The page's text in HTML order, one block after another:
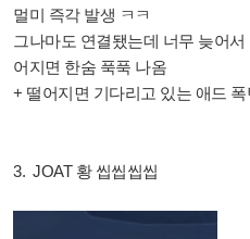
멀미 즉각 발생 ㅋㅋ
그나마도 연결됐는데 너무 늦어
어지면 한숨 푹푹 나옴
+ 떨어지면 기다리고 있는 애드 폭
3. JOAT 황 씹씹씹씹